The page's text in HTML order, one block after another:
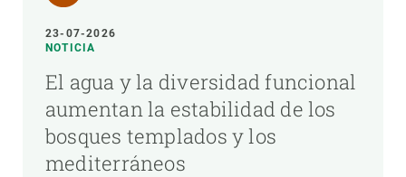
23-07-2026
NOTICIA
El agua y la diversidad funcional
aumentan la estabilidad de los
bosques templados y los
mediterráneos